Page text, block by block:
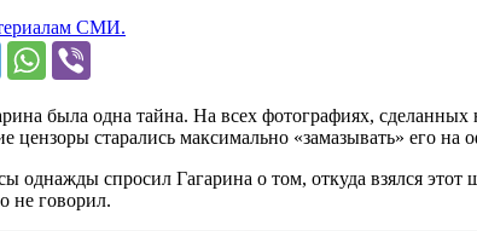
СМИ.
была одна тайна. На всех фотографиях,
цензоры старались максимально «замазывать» его
однажды спросил Гагарина о том, откуда взялся
не говорил.